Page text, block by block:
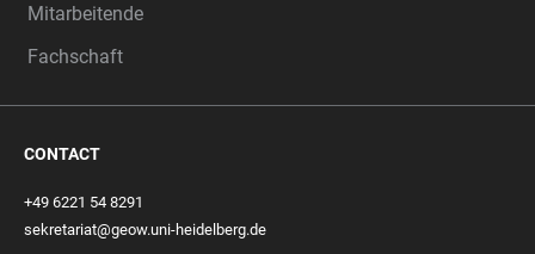
Mitarbeitende
Fachschaft
CONTACT
+49 6221 54 8291
sekretariat@geow.uni-heidelberg.de